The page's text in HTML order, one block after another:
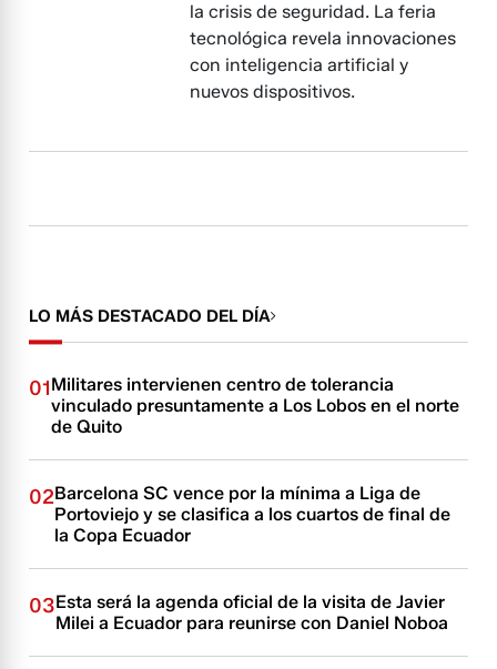
la crisis de seguridad. La feria
tecnológica revela innovaciones
con inteligencia artificial y
nuevos dispositivos.
LO MÁS DESTACADO DEL DÍA
01Militares intervienen centro de tolerancia
vinculado presuntamente a Los Lobos en el norte
de Quito
02Barcelona SC vence por la mínima a Liga de
Portoviejo y se clasifica a los cuartos de final de
la Copa Ecuador
03Esta será la agenda oficial de la visita de Javier
Milei a Ecuador para reunirse con Daniel Noboa